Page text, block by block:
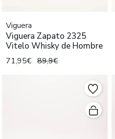
Viguera
Viguera Zapato 2325
Vitelo Whisky de Hombre
71,95€ 89,9€